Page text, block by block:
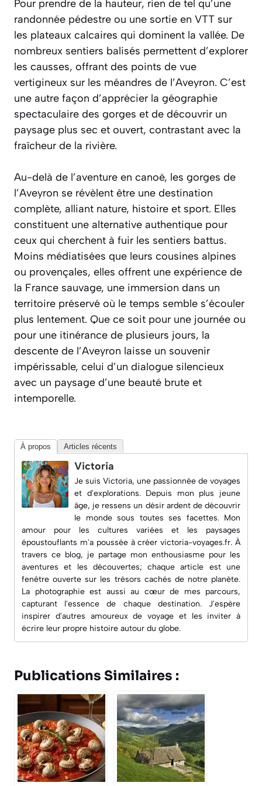
Pour prendre de la hauteur, rien de tel qu’une
randonnée pédestre ou une sortie en VTT sur
les plateaux calcaires qui dominent la vallée. De
nombreux sentiers balisés permettent d’explorer
les causses, offrant des points de vue
vertigineux sur les méandres de l’Aveyron. C’est
une autre façon d’apprécier la géographie
spectaculaire des gorges et de découvrir un
paysage plus sec et ouvert, contrastant avec la
fraîcheur de la rivière.
Au-delà de l’aventure en canoë, les gorges de
l’Aveyron se révèlent être une destination
complète, alliant nature, histoire et sport. Elles
constituent une alternative authentique pour
ceux qui cherchent à fuir les sentiers battus.
Moins médiatisées que leurs cousines alpines
ou provençales, elles offrent une expérience de
la France sauvage, une immersion dans un
territoire préservé où le temps semble s’écouler
plus lentement. Que ce soit pour une journée ou
pour une itinérance de plusieurs jours, la
descente de l’Aveyron laisse un souvenir
impérissable, celui d’un dialogue silencieux
avec un paysage d’une beauté brute et
intemporelle.
À propos Articles récents
Victoria
Je suis Victoria, une passionnée de voyages
et d'explorations. Depuis mon plus jeune
âge, je ressens un désir ardent de découvrir
le monde sous toutes ses facettes. Mon
amour pour les cultures variées et les paysages
époustouflants m'a poussée à créervictoria-voyages.fr. À
travers ce blog, je partage mon enthousiasme pour les
aventures et les découvertes; chaque article est une
fenêtre ouverte sur les trésors cachés de notre planète.
La photographie est aussi au cœur de mes parcours,
capturant l'essence de chaque destination. J'espère
inspirer d'autres amoureux de voyage et les inviter à
écrire leur propre histoire autour du globe.
Publications Similaires :